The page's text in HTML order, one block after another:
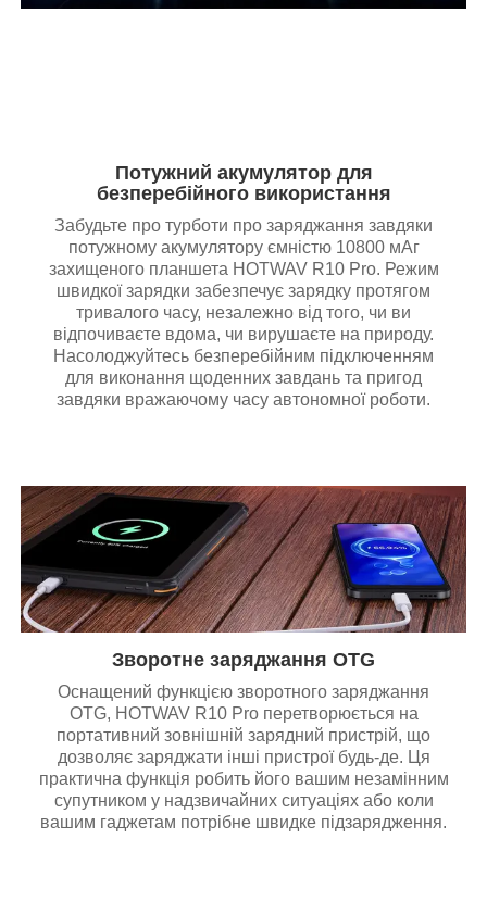
Потужний акумулятор для
безперебійного використання
Забудьте про турботи про заряджання завдяки
потужному акумулятору ємністю 10800 мАг
захищеного планшета HOTWAV R10 Pro. Режим
швидкої зарядки забезпечує зарядку протягом
тривалого часу, незалежно від того, чи ви
відпочиваєте вдома, чи вирушаєте на природу.
Насолоджуйтесь безперебійним підключенням
для виконання щоденних завдань та пригод
завдяки вражаючому часу автономної роботи.
Зворотне заряджання OTG
Оснащений функцією зворотного заряджання
OTG, HOTWAV R10 Pro перетворюється на
портативний зовнішній зарядний пристрій, що
дозволяє заряджати інші пристрої будь-де. Ця
практична функція робить його вашим незамінним
супутником у надзвичайних ситуаціях або коли
вашим гаджетам потрібне швидке підзарядження.